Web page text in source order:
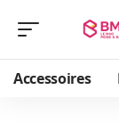
Accessoires